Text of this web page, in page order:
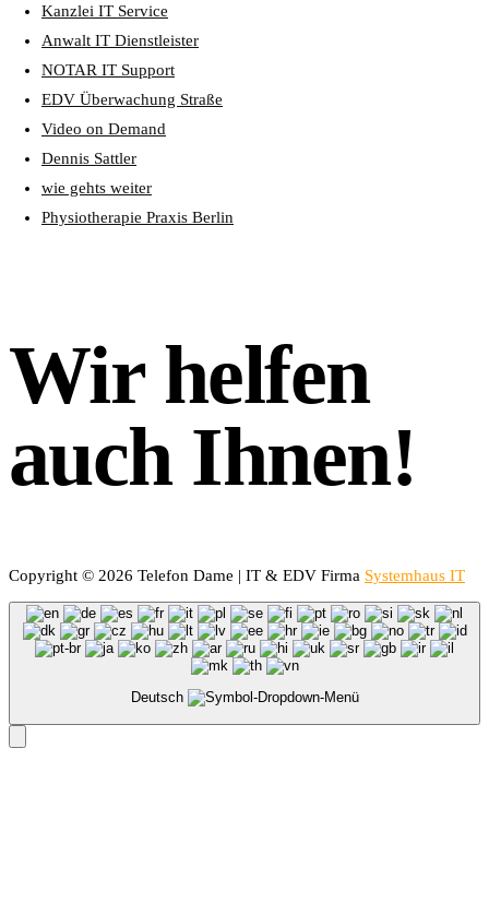
Kanzlei IT Service
Anwalt IT Dienstleister
NOTAR IT Support
EDV Überwachung Straße
Video on Demand
Dennis Sattler
wie gehts weiter
Physiotherapie Praxis Berlin
Wir helfen
auch Ihnen!
Copyright © 2026 Telefon Dame | IT & EDV Firma Systemhaus IT
Deutsch